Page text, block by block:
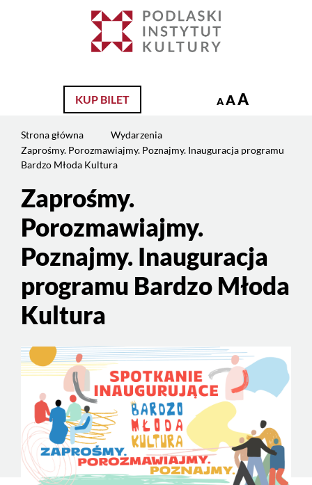
Bardzo
Młoda
KUP BILET A AA
Strona główna
Wydarzenia
Zaprośmy. Porozmawiajmy. Poznajmy. Inauguracja programu
Bardzo Młoda Kultura
Zaprośmy.
Porozmawiajmy.
Poznajmy. Inauguracja
programu Bardzo Młoda
Kultura